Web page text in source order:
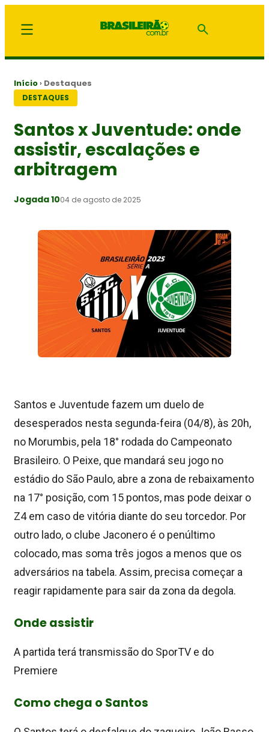
Início › Destaques
DESTAQUES
Santos x Juventude: onde
assistir, escalações e
arbitragem
Jogada 1004 de agosto de 2025
Santos e Juventude fazem um duelo de
desesperados nesta segunda-feira (04/8), às 20h,
no Morumbis, pela 18° rodada do Campeonato
Brasileiro. O Peixe, que mandará seu jogo no
estádio do São Paulo, abre a zona de rebaixamento
na 17° posição, com 15 pontos, mas pode deixar o
Z4 em caso de vitória diante do seu torcedor. Por
outro lado, o clube Jaconero é o penúltimo
colocado, mas soma três jogos a menos que os
adversários na tabela. Assim, precisa começar a
reagir rapidamente para sair da zona da degola.
Onde assistir
A partida terá transmissão do SporTV e do
Premiere
Como chega o Santos